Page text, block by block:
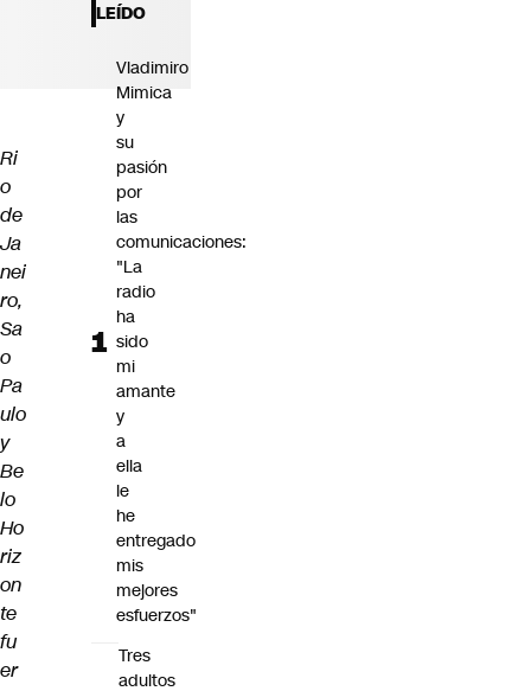
Ri
o
de
Ja
nei
ro,
Sa
o
Pa
ulo
y
Be
lo
Ho
riz
on
te
fu
er
LEÍDO
Vladimiro
Mimica
y
su
pasión
por
las
comunicaciones:
"La
radio
ha
sido
mi
amante
y
a
ella
le
he
entregado
mis
mejores
esfuerzos"
Tres
adultos